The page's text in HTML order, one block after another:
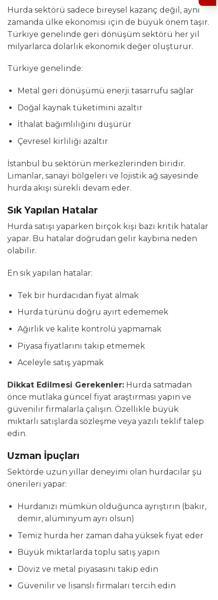
Hurda sektörü sadece bireysel kazanç değil, aynı
zamanda ülke ekonomisi için de büyük önem taşır.
Türkiye genelinde geri dönüşüm sektörü her yıl
milyarlarca dolarlık ekonomik değer oluşturur.
Türkiye genelinde:
Metal geri dönüşümü enerji tasarrufu sağlar
Doğal kaynak tüketimini azaltır
İthalat bağımlılığını düşürür
Çevresel kirliliği azaltır
İstanbul bu sektörün merkezlerinden biridir.
Limanlar, sanayi bölgeleri ve lojistik ağ sayesinde
hurda akışı sürekli devam eder.
Sık Yapılan Hatalar
Hurda satışı yaparken birçok kişi bazı kritik hatalar
yapar. Bu hatalar doğrudan gelir kaybına neden
olabilir.
En sık yapılan hatalar:
Tek bir hurdacıdan fiyat almak
Hurda türünü doğru ayırt edememek
Ağırlık ve kalite kontrolü yapmamak
Piyasa fiyatlarını takip etmemek
Aceleyle satış yapmak
Dikkat Edilmesi Gerekenler: Hurda satmadan
önce mutlaka güncel fiyat araştırması yapın ve
güvenilir firmalarla çalışın. Özellikle büyük
miktarlı satışlarda sözleşme veya yazılı teklif talep
edin.
Uzman İpuçları
Sektörde uzun yıllar deneyimi olan hurdacılar şu
önerileri yapar:
Hurdanızı mümkün olduğunca ayrıştırın (bakır,
demir, alüminyum ayrı olsun)
Temiz hurda her zaman daha yüksek fiyat eder
Büyük miktarlarda toplu satış yapın
Döviz ve metal piyasasını takip edin
Güvenilir ve lisanslı firmaları tercih edin